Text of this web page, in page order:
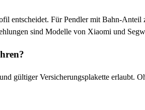
entscheidet. Für Pendler mit Bahn-
sind Modelle von Xiaomi und
gültiger Versicherungsplakette erlaubt.